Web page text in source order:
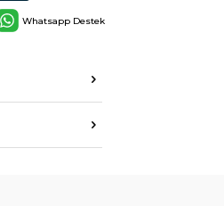
Whatsapp Destek